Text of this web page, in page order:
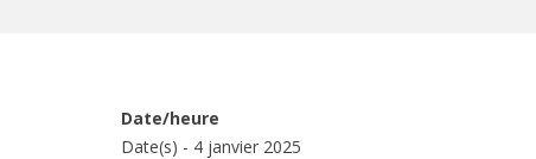
Date/heure
Date(s) - 4 janvier 2025